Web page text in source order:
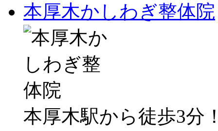
本厚木かしわぎ整体院
本厚木駅から徒歩3分